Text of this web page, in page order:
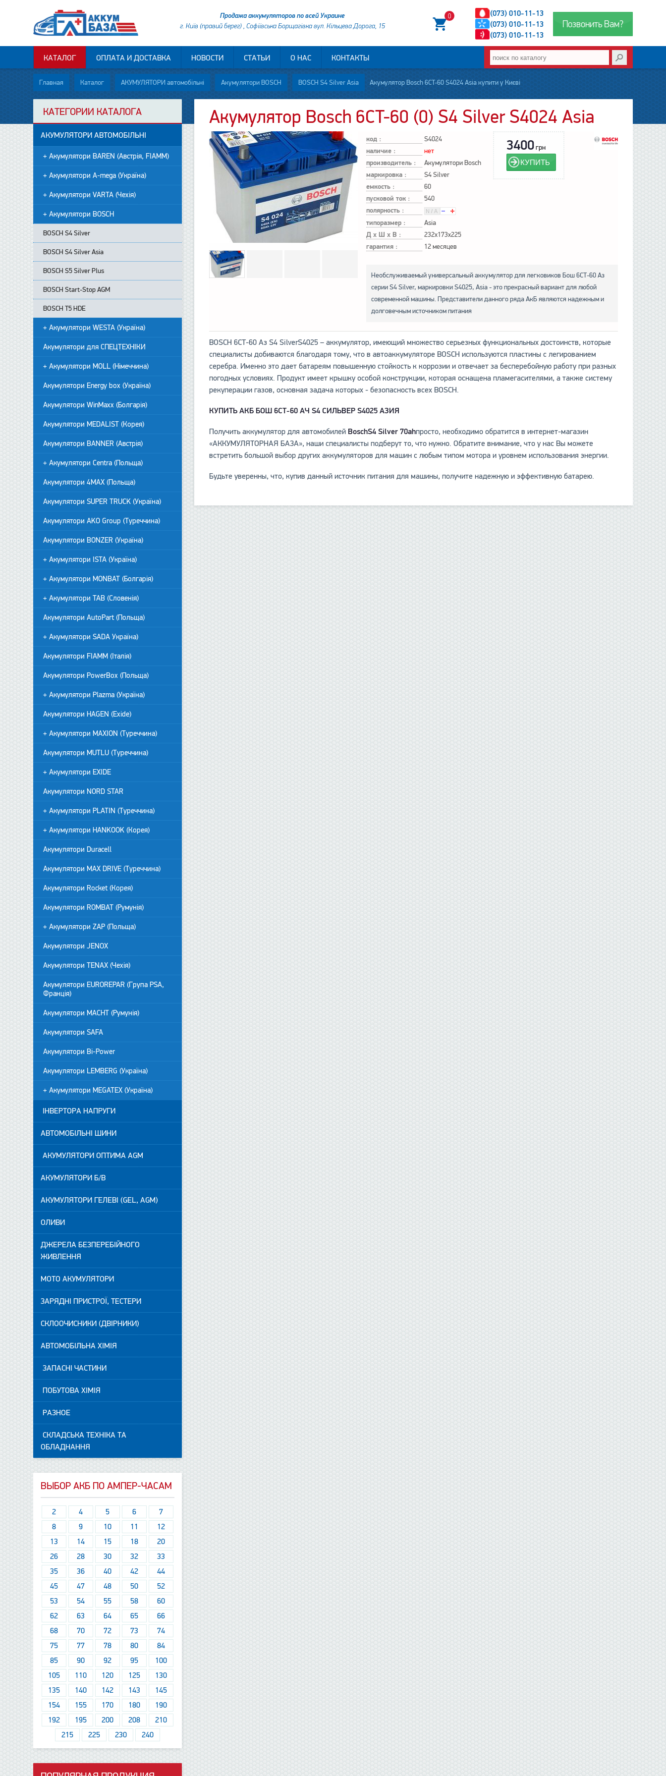
Позвонить Вам?
(073) 010-11-13
(073) 010-11-13
(073) 010-11-13
0
Продажа аккумуляторов по всей Украине
г. Київ (правий берег) , Софіївська Борщагівка вул. Кільцева Дорога, 15
КАТАЛОГ ОПЛАТА И ДОСТАВКА НОВОСТИ СТАТЬИ О НАС КОНТАКТЫ
Главная Каталог АКУМУЛЯТОРИ автомобільні Акумулятори BOSCH BOSCH S4 Silver Asia Акумулятор Bosch 6CT-60 S4024 Asia купити у Києві
Акумулятор Bosch 6CT-60 (0) S4 Silver S4024 Asia
код : S4024
наличие : нет
производитель : Акумулятори Bosch
маркировка : S4 Silver
емкость : 60
пусковой ток : 540
полярность :
типоразмер :
Asia
Д х Ш х В : 232x173x225
гарантия : 12 месяцев
3400грн
КУПИТЬ
Необслуживаемый универсальный аккумулятор для легковиков Бош 6СТ-60 Аз
серии S4 Silver, маркировки S4025, Asia - это прекрасный вариант для любой
современной машины. Представители данного ряда АкБ являются надежным и
долговечным источником питания
BOSCH 6СТ-60 Аз S4 SilverS4025 – аккумулятор, имеющий множество серьезных функциональных достоинств, которые
специалисты добиваются благодаря тому, что в автоаккумуляторе BOSCH используются пластины с легированием
серебра. Именно это дает батареям повышенную стойкость к коррозии и отвечает за бесперебойную работу при разных
погодных условиях. Продукт имеет крышку особой конструкции, которая оснащена пламегасителями, а также систему
рекуперации газов, основная задача которых - безопасность всех BOSCH.
КУПИТЬ АКБ БОШ 6СТ-60 АЧS4 СИЛЬВЕРS4025AЗИЯ
Получить аккумулятор для автомобилей BoschS4Silver 70ahпросто, необходимо обратится в интернет-магазин
«АККУМУЛЯТОРНАЯ БАЗА», наши специалисты подберут то, что нужно. Обратите внимание, что у нас Вы можете
встретить большой выбор других аккумуляторов для машин с любым типом мотора и уровнем использования энергии.
Будьте уверенны, что, купив данный источник питания для машины, получите надежную и эффективную батарею.
КАТЕГОРИИ КАТАЛОГА
АКУМУЛЯТОРИ АВТОМОБІЛЬНІ
+ Акумулятори BAREN (Австрія, FIAMM)
+ Акумулятори A-mega (Україна)
+ Акумулятори VARTA (Чехія)
+ Акумулятори BOSCH
BOSCH S4 Silver
BOSCH S4 Silver Asia
BOSCH S5 Silver Plus
BOSCH Start-Stop AGM
BOSCH T5 HDE
+ Акумулятори WESTA (Україна)
Акумулятори для СПЕЦТЕХНІКИ
+ Акумулятори MOLL (Німеччина)
Акумулятори Energy box (Україна)
Акумулятори WinMaxx (Болгарія)
Акумулятори MEDALIST (Корея)
Акумулятори BANNER (Австрія)
+ Акумулятори Centra (Польща)
Акумулятори 4MAX (Польща)
Акумулятори SUPER TRUCK (Україна)
Акумулятори AKO Group (Туреччина)
Акумулятори BONZER (Україна)
+ Акумулятори ISTA (Україна)
+ Акумулятори MONBAT (Болгарія)
+ Акумулятори TAB (Словенія)
Акумулятори AutoPart (Польща)
+ Акумулятори SADA Україна)
Акумулятори FIAMM (Італія)
Акумулятори PowerBox (Польща)
+ Акумулятори Plazma (Україна)
Акумулятори HAGEN (Exide)
+ Акумулятори MAXION (Туреччина)
Акумулятори MUTLU (Туреччина)
+ Акумулятори EXIDE
Акумулятори NORD STAR
+ Акумулятори PLATIN (Туреччина)
+ Акумулятори HANKOOK (Корея)
Акумулятори Duracell
Акумулятори MAX DRIVE (Туреччина)
Акумулятори Rocket (Корея)
Акумулятори ROMBAT (Румунія)
+ Акумулятори ZAP (Польща)
Акумулятори JENOX
Акумулятори TENAX (Чехія)
Акумулятори EUROREPAR (Група PSA,
Франція)
Акумулятори MACHT (Румунія)
Акумулятори SAFA
Акумулятори Bi-Power
Акумулятори LEMBERG (Україна)
+ Акумулятори MEGATEX (Україна)
ІНВЕРТОРА НАПРУГИ
АВТОМОБІЛЬНІ ШИНИ
АКУМУЛЯТОРИ ОПТИМА AGM
АКУМУЛЯТОРИ Б/В
АКУМУЛЯТОРИ ГЕЛЕВІ (GEL, AGM)
ОЛИВИ
ДЖЕРЕЛА БЕЗПЕРЕБІЙНОГО
ЖИВЛЕННЯ
МОТО АКУМУЛЯТОРИ
ЗАРЯДНІ ПРИСТРОЇ, ТЕСТЕРИ
СКЛООЧИСНИКИ (ДВІРНИКИ)
АВТОМОБІЛЬНА ХІМІЯ
ЗАПАСНІ ЧАСТИНИ
ПОБУТОВА ХІМІЯ
РАЗНОЕ
СКЛАДСЬКА ТЕХНІКА ТА
ОБЛАДНАННЯ
ВЫБОР АКБ ПО АМПЕР-ЧАСАМ
2 4 5 6
7
8
9 10 11
12
13
14 15 18
20
26
28 30 32
33
35
36 40 42
44
45
47 48 50
52
53
54 55 58
60
62
63 64 65
66
68
70 72 73
74
75
77 78 80
84
85
90 92 95
100
105
110 120 125
130
135
140 142 143
145
154
155 170 180
190
192
195 200 208
210
215
225 230 240